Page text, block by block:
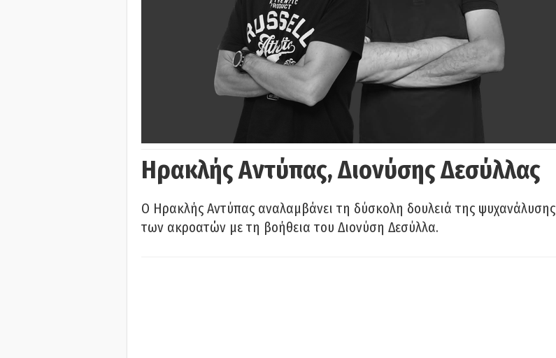
Ηρακλής Αντύπας, Διονύσης Δεσύλλας
Ο Ηρακλής Αντύπας αναλαμβάνει τη δύσκολη δουλειά της ψυχανάλυσης
των ακροατών με τη βοήθεια του Διονύση Δεσύλλα.